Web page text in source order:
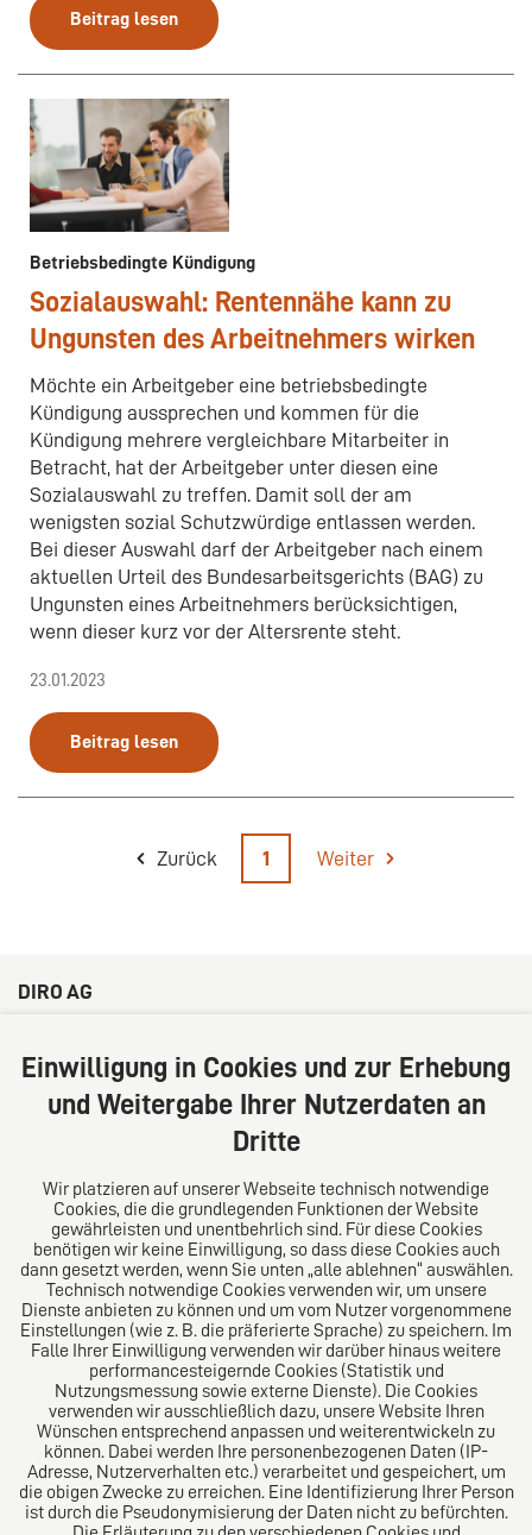
Beitrag lesen
Betriebsbedingte Kündigung
Sozialauswahl: Rentennähe kann zu
Ungunsten des Arbeitnehmers wirken
Möchte ein Arbeitgeber eine betriebsbedingte
Kündigung aussprechen und kommen für die
Kündigung mehrere vergleichbare Mitarbeiter in
Betracht, hat der Arbeitgeber unter diesen eine
Sozialauswahl zu treffen. Damit soll der am
wenigsten sozial Schutzwürdige entlassen werden.
Bei dieser Auswahl darf der Arbeitgeber nach einem
aktuellen Urteil des Bundesarbeitsgerichts (BAG) zu
Ungunsten eines Arbeitnehmers berücksichtigen,
wenn dieser kurz vor der Altersrente steht.
23.01.2023
Beitrag lesen
Zurück 1 Weiter
DIRO AG
20354 Hamburg
Deutschland
Tel: +49 (0) 40 41352231
Über uns
Das Kanzlei-Vertrauensnetzwerk. Aus Europa für die
Welt. Für den erfolgreichen Mittelstand.
Folgen Sie uns auf
Das europäische Kanzlei-Netzwerk
Einwilligung in Cookies und zur Erhebung
und Weitergabe Ihrer Nutzerdaten an
Dritte
Wir platzieren auf unserer Webseite technisch notwendige
Cookies, die die grundlegenden Funktionen der Website
gewährleisten und unentbehrlich sind. Für diese Cookies
benötigen wir keine Einwilligung, so dass diese Cookies auch
dann gesetzt werden, wenn Sie unten „alle ablehnen“ auswählen.
Technisch notwendige Cookies verwenden wir, um unsere
Dienste anbieten zu können und um vom Nutzer vorgenommene
Einstellungen (wie z. B. die präferierte Sprache) zu speichern. Im
Falle Ihrer Einwilligung verwenden wir darüber hinaus weitere
performancesteigernde Cookies (Statistik und
Nutzungsmessung sowie externe Dienste). Die Cookies
verwenden wir ausschließlich dazu, unsere Website Ihren
Wünschen entsprechend anpassen und weiterentwickeln zu
können. Dabei werden Ihre personenbezogenen Daten (IP-
Adresse, Nutzerverhalten etc.) verarbeitet und gespeichert, um
die obigen Zwecke zu erreichen. Eine Identifizierung Ihrer Person
ist durch die Pseudonymisierung der Daten nicht zu befürchten.